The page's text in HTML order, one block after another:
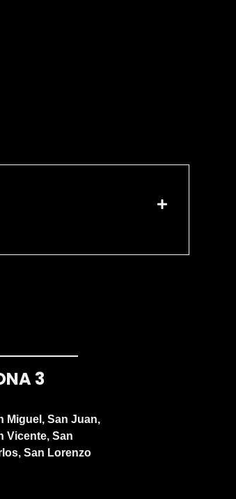
3
Miguel, San Juan,
Vicente, San
San Lorenzo